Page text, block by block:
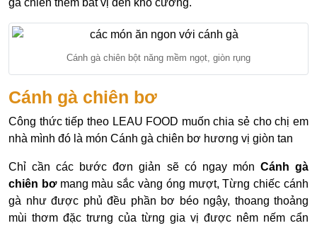
gà chiên thêm bắt vị đến khó cưỡng.
Cánh gà chiên bột năng mềm ngọt, giòn rụng
Cánh gà chiên bơ
Công thức tiếp theo LEAU FOOD muốn chia sẻ cho chị em
nhà mình đó là món Cánh gà chiên bơ hương vị giòn tan
Chỉ cần các bước đơn giản sẽ có ngay món Cánh gà
chiên bơmang màu sắc vàng óng mượt, Từng chiếc cánh
gà như được phủ đều phần bơ béo ngậy, thoang thoảng
mùi thơm đặc trưng của từng gia vị được nêm nếm cẩn